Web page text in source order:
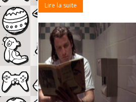
Lire la suite